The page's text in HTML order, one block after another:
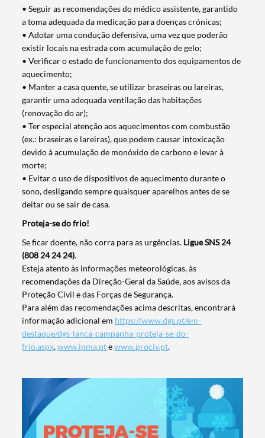
Termo de Pesquisa
Categorias gerais
• Seguir as recomendações do médico assistente, garantido
a toma adequada da medicação para doenças crónicas;
• Adotar uma condução defensiva, uma vez que poderão
existir locais na estrada com acumulação de gelo;
• Verificar o estado de funcionamento dos equipamentos de
aquecimento;
• Manter a casa quente, se utilizar braseiras ou lareiras,
garantir uma adequada ventilação das habitações
(renovação do ar);
• Ter especial atenção aos aquecimentos com combustão
(ex.: braseiras e lareiras), que podem causar intoxicação
devido à acumulação de monóxido de carbono e levar à
morte;
• Evitar o uso de dispositivos de aquecimento durante o
sono, desligando sempre quaisquer aparelhos antes de se
deitar ou se sair de casa.
Proteja-se do frio!
Se ficar doente, não corra para as urgências. Ligue SNS 24
(808 24 24 24).
Esteja atento às informações meteorológicas, às
recomendações da Direção-Geral da Saúde, aos avisos da
Proteção Civil e das Forças de Segurança.
Para além das recomendações acima descritas, encontrará
informação adicional em https://www.dgs.pt/em-
destaque/dgs-lanca-campanha-proteja-se-do-
frio.aspx,www.ipma.ptewww.prociv.pt.